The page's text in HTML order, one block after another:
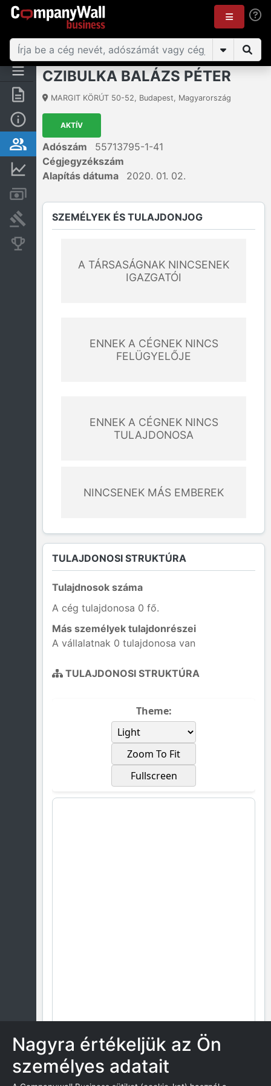
Összegzés
Alap információk
Személyek és tulajdonjog
Pénzügyi információk
Bírósági eljárások
CZIBULKA BALÁZS PÉTER
MARGIT KÖRÚT 50-52, Budapest, Magyarország
AKTÍV
Adószám
55713795-1-41
Cégjegyzékszám
Alapítás dátuma
2020. 01. 02.
SZEMÉLYEK ÉS TULAJDONJOG
A TÁRSASÁGNAK NINCSENEK
IGAZGATÓI
ENNEK A CÉGNEK NINCS
FELÜGYELŐJE
ENNEK A CÉGNEK NINCS
TULAJDONOSA
NINCSENEK MÁS EMBEREK
TULAJDONOSI STRUKTÚRA
Tulajdnosok száma
A cég tulajdonosa 0 fő.
Más személyek tulajdonrészei
A vállalatnak 0 tulajdonosa van
TULAJDONOSI STRUKTÚRA
Theme:
Zoom To Fit
Fullscreen
Nagyra értékeljük az Ön
személyes adatait